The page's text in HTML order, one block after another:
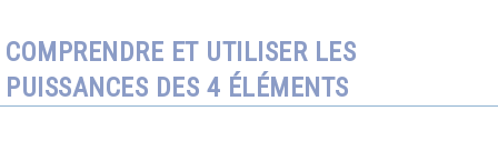
COMPRENDRE ET UTILISER LES
PUISSANCES DES 4 ÉLÉMENTS